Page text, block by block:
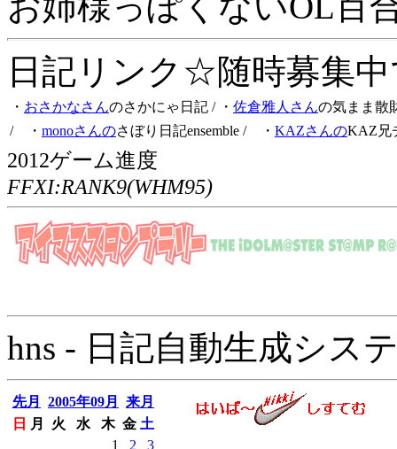
日記リンク☆随時募集
・ おさかなさんのさかにゃ日記 / ・ 佐倉雅人さんの気まま散
/ ・ monoさんのさぼり日記ensemble / ・ KAZさんのKAZ兄
2012ゲーム進度
FFXI:RANK9(WHM95)
hns - 日記自動生成シス
先月 2005年09月
来月
日
月 火 水 木 金 土
1
2
3